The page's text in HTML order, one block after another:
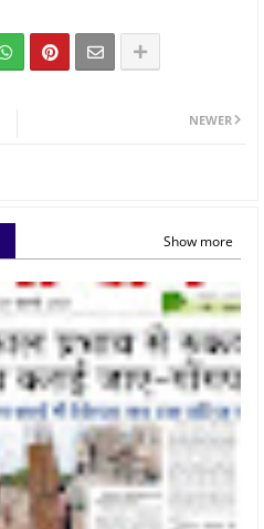
NEWER
Show more